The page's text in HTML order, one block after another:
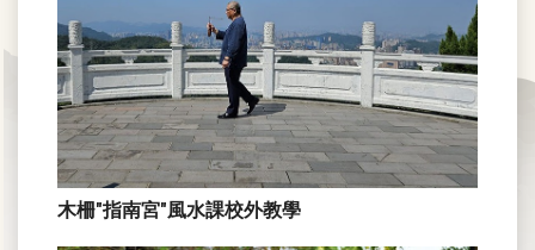
木柵"指南宮"風水課校外教學